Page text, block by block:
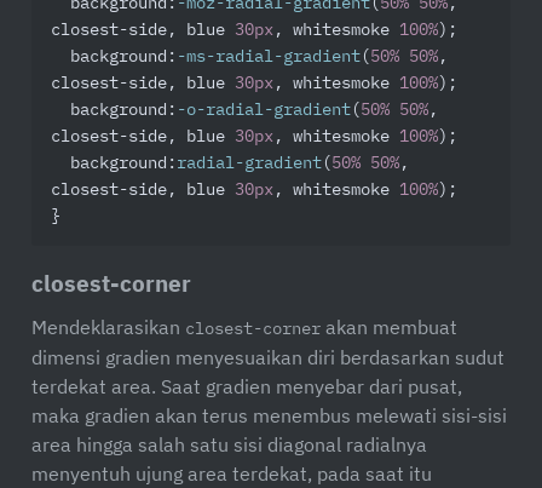
background : -moz-radial-gradient ( 50% 50% ,
closest-side, blue 30px , whitesmoke 100% );
background : -ms-radial-gradient ( 50% 50% ,
closest-side, blue 30px , whitesmoke 100% );
background : -o-radial-gradient ( 50% 50% ,
closest-side, blue 30px , whitesmoke 100% );
background : radial-gradient ( 50% 50% ,
closest-side, blue 30px , whitesmoke 100% );
}
closest-corner
Mendeklarasikan closest-corner akan membuat
dimensi gradien menyesuaikan diri berdasarkan sudut
terdekat area. Saat gradien menyebar dari pusat,
maka gradien akan terus menembus melewati sisi-sisi
area hingga salah satu sisi diagonal radialnya
menyentuh ujung area terdekat, pada saat itu